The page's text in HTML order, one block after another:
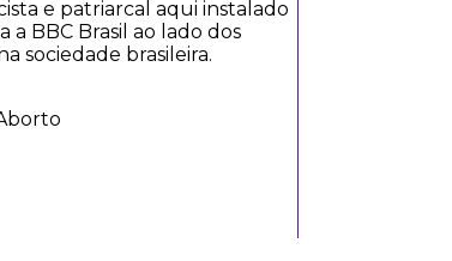
e patriarcal aqui instalado
BBC Brasil ao lado dos
sociedade brasileira.